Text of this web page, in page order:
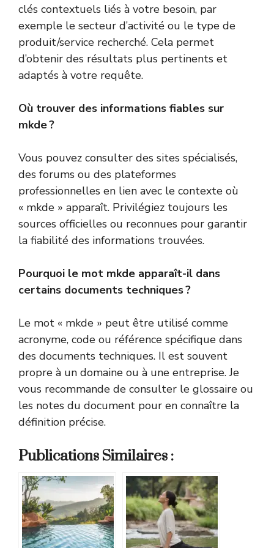
clés contextuels liés à votre besoin, par
exemple le secteur d’activité ou le type de
produit/service recherché. Cela permet
d’obtenir des résultats plus pertinents et
adaptés à votre requête.
Où trouver des informations fiables sur
mkde ?
Vous pouvez consulter des sites spécialisés,
des forums ou des plateformes
professionnelles en lien avec le contexte où
« mkde » apparaît. Privilégiez toujours les
sources officielles ou reconnues pour garantir
la fiabilité des informations trouvées.
Pourquoi le mot mkde apparaît-il dans
certains documents techniques ?
Le mot « mkde » peut être utilisé comme
acronyme, code ou référence spécifique dans
des documents techniques. Il est souvent
propre à un domaine ou à une entreprise. Je
vous recommande de consulter le glossaire ou
les notes du document pour en connaître la
définition précise.
Publications Similaires :